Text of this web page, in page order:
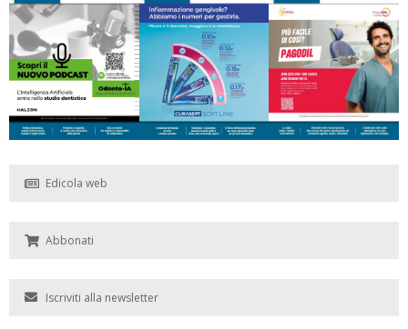
Edicola web
Abbonati
Iscriviti alla newsletter